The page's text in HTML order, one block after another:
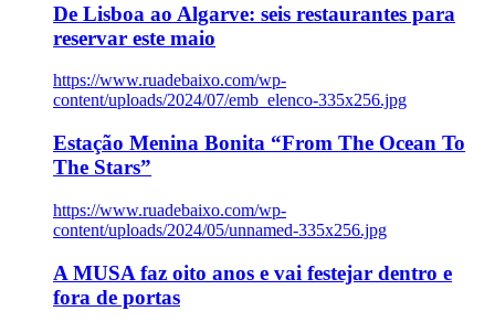
De Lisboa ao Algarve: seis restaurantes para
reservar este maio
https://www.ruadebaixo.com/wp-
content/uploads/2024/07/emb_elenco-335x256.jpg
Estação Menina Bonita “From The Ocean To
The Stars”
https://www.ruadebaixo.com/wp-
content/uploads/2024/05/unnamed-335x256.jpg
A MUSA faz oito anos e vai festejar dentro e
fora de portas